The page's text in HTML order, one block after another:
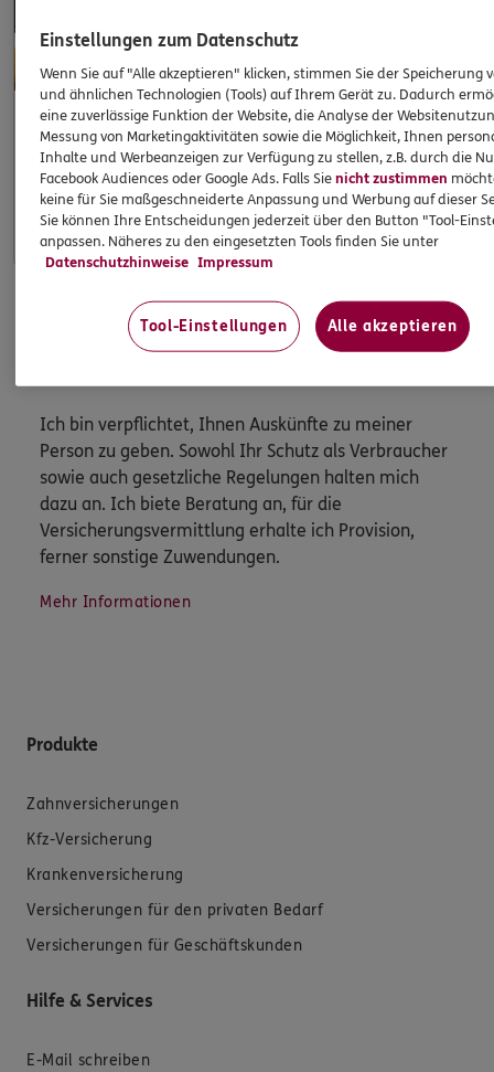
Apps & Mobile Services
Mehr
Ich bin verpflichtet, Ihnen Auskünfte zu meiner
Person zu geben. Sowohl Ihr Schutz als Verbraucher
sowie auch gesetzliche Regelungen halten mich
dazu an. Ich biete Beratung an, für die
Versicherungsvermittlung erhalte ich Provision,
ferner sonstige Zuwendungen.
Mehr Informationen
Produkte
Zahnversicherungen
Kfz-Versicherung
Krankenversicherung
Versicherungen für den privaten Bedarf
Versicherungen für Geschäftskunden
Hilfe & Services
E-Mail schreiben
Einstellungen zum Datenschutz
Wenn Sie auf "Alle akzeptieren" klicken, stimmen Sie der Speicherung
und ähnlichen Technologien (Tools) auf Ihrem Gerät zu. Dadurch
eine zuverlässige Funktion der Website, die Analyse der
Messung von Marketingaktivitäten sowie die Möglichkeit, Ihnen
Inhalte und Werbeanzeigen zur Verfügung zu stellen, z.B. durch die
Facebook Audiences oder Google Ads. Falls Sienicht zustimmen
keine für Sie maßgeschneiderte Anpassung und Werbung auf dieser
Sie können Ihre Entscheidungen jederzeit über den Button "Tool-
anpassen. Näheres zu den eingesetzten Tools finden Sie unter
Datenschutzhinweise Impressum
Tool-Einstellungen Alle akzeptieren